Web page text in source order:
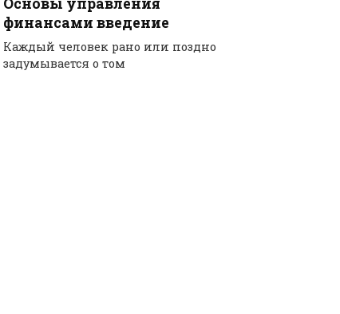
финансами введение
Каждый человек рано или поздно
задумывается о том